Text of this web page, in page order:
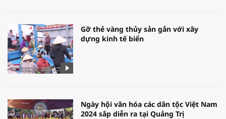
Gỡ thẻ vàng thủy sản gắn với xây
dựng kinh tế biển
Ngày hội văn hóa các dân tộc Việt Nam
2024 sắp diễn ra tại Quảng Trị